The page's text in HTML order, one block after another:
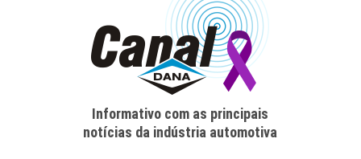
Informativo com as principais
notícias da indústria automotiva